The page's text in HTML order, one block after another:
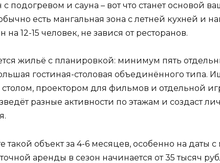
подогревом и сауна – вот что станет основой
есть мангальная зона с летней кухней и
на 12-15 человек, не завися от ресторанов.
жильё с планировкой: минимум пять
гостиная-столовая объединённого типа.
проектором для фильмов и отдельной
разные активности по этажам и создаст
такой объект за 4-6 месяцев, особенно на даты с
аренды в сезон начинается от 35 тысяч